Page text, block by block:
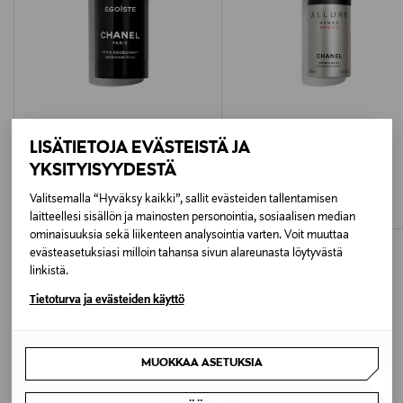
LISÄTIETOJA EVÄSTEISTÄ JA
YKSITYISYYDESTÄ
Valitsemalla “Hyväksy kaikki”, sallit evästeiden tallentamisen
laitteellesi sisällön ja mainosten personointia, sosiaalisen median
ominaisuuksia sekä liikenteen analysointia varten. Voit muuttaa
evästeasetuksiasi milloin tahansa sivun alareunasta löytyvästä
linkistä.
Tietoturva ja evästeiden käyttö
MUOKKAA ASETUKSIA
Ainesosaluettelo
(WATER) | PARFUM (FRAGRANCE) | SODIUM
PALMITATE | SODIUM STEARATE | PALMITIC
ACID | STEARIC ACID | CETYL ALCOHOL |
STEARYL ALCOHOL | GLYCERYL CAPRATE |
HEXYL CINNAMAL | LIMONENE | LINALOOL |
CITRONELLOL | CITRAL | COUMARIN |
GERANIOL | IL53A
Valmistusmaa
Valmistajan
CHANEL
ÉGOÏSTE Deodorant Stick
Original Price
52,00 €
Deodorant Spray
Original Price
52,00 €
LISÄÄ KIINNOSTAVIA
TUOTTEITA